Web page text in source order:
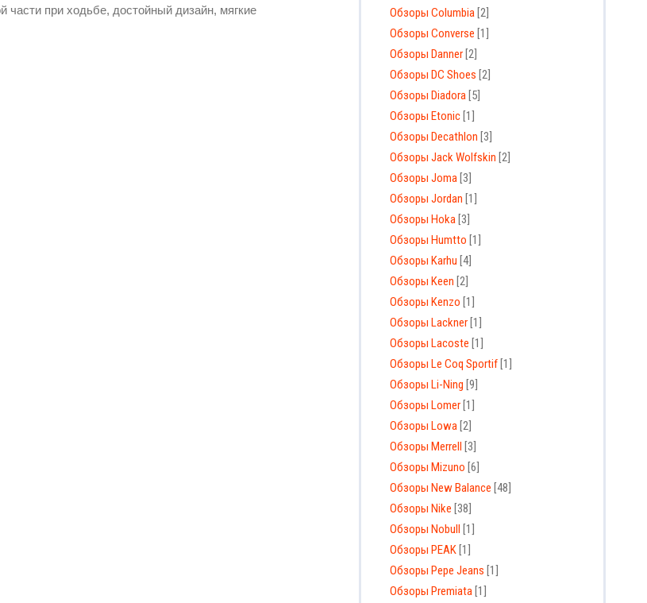
части при ходьбе, достойный дизайн, мягкие
Обзоры Columbia [2]
Обзоры Converse [1]
Обзоры Danner [2]
Обзоры DC Shoes [2]
Обзоры Diadora [5]
Обзоры Etonic [1]
Обзоры Decathlon [3]
Обзоры Jack Wolfskin [2]
Обзоры Joma [3]
Обзоры Jordan [1]
Обзоры Hoka [3]
Обзоры Humtto [1]
Обзоры Karhu [4]
Обзоры Keen [2]
Обзоры Kenzo [1]
Обзоры Lackner [1]
Обзоры Lacoste [1]
Обзоры Le Coq Sportif [1]
Обзоры Li-Ning [9]
Обзоры Lomer [1]
Обзоры Lowa [2]
Обзоры Merrell [3]
Обзоры Mizuno [6]
Обзоры New Balance [48]
Обзоры Nike [38]
Обзоры Nobull [1]
Обзоры PEAK [1]
Обзоры Pepe Jeans [1]
Обзоры Premiata [1]